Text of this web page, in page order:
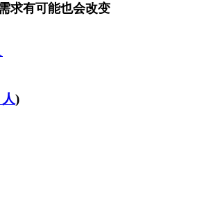
求有可能也会改变
)